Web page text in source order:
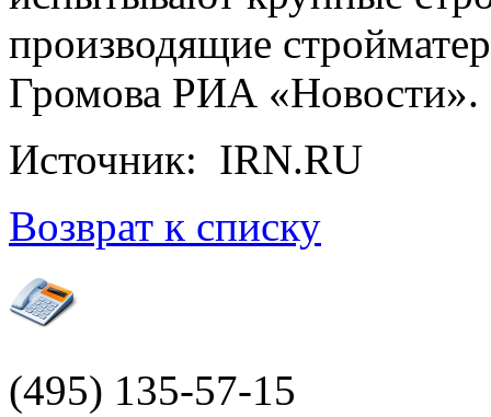
производящие
Громова РИА «Новости».
Источник: IRN.RU
Возврат к списку
(495) 135-57-15